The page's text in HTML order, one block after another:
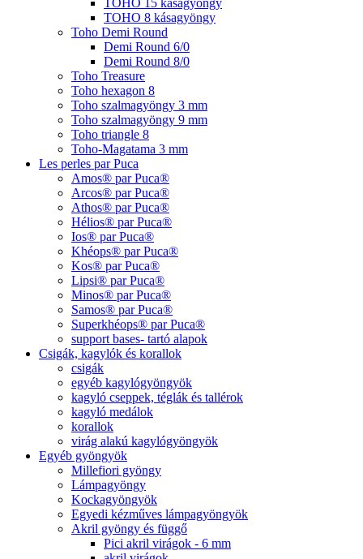
TOHO 15 kásagyöngy
TOHO 8 kásagyöngy
Toho Demi Round
Demi Round 6/0
Demi Round 8/0
Toho Treasure
Toho hexagon 8
Toho szalmagyöngy 3 mm
Toho szalmagyöngy 9 mm
Toho triangle 8
Toho-Magatama 3 mm
Les perles par Puca
Amos® par Puca®
Arcos® par Puca®
Athos® par Puca®
Hélios® par Puca®
Ios® par Puca®
Khéops® par Puca®
Kos® par Puca®
Lipsi® par Puca®
Minos® par Puca®
Samos® par Puca®
Superkhéops® par Puca®
support bases- tartó alapok
Csigák, kagylók és korallok
csigák
egyéb kagylógyöngyök
kagyló cseppek, téglák és tallérok
kagyló medálok
korallok
virág alakú kagylógyöngyök
Egyéb gyöngyök
Millefiori gyöngy
Lámpagyöngy
Kockagyöngyök
Egyedi kézműves lámpagyöngyök
Akril gyöngy és függő
Pici akril virágok - 6 mm